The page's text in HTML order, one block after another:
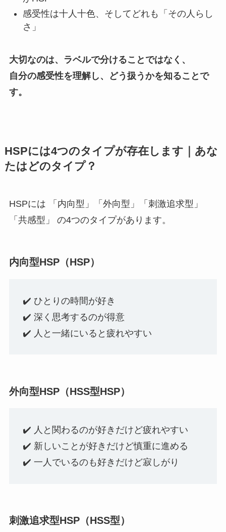
感受性は十人十色、そしてどれも「その人らし
さ」
大切なのは、ラベルで分けることではなく、
自分の感受性を理解し、どう扱うかを知ることで
す。
HSPには4つのタイプが存在します｜あな
たはどのタイプ？
HSPには 「内向型」「外向型」「刺激追求型」
「共感型」 の4つのタイプがあります。
内向型HSP（HSP）
✔️ ひとりの時間が好き
✔️ 深く思考するのが得意
✔️ 人と一緒にいると疲れやすい
外向型HSP（HSS型HSP）
✔️ 人と関わるのが好きだけど疲れやすい
✔️ 新しいことが好きだけど慎重に進める
✔️ 一人でいるのも好きだけど寂しがり
刺激追求型HSP（HSS型）